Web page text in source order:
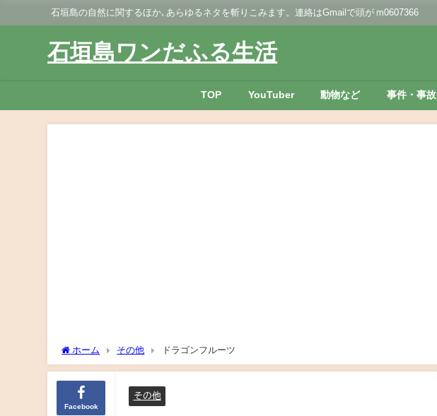
石垣島の自然に関するほか､あらゆるネタを斬りこみます。連絡はGmailで頭が m0607366
石垣島ワンだふる生活
TOP YouTuber 動物など 事件・事故
ホーム その他 ドラゴンフルーツ
Facebook
その他